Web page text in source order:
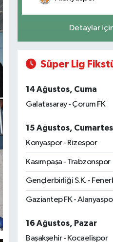
Detaylar
Süper Lig
14 Ağustos, Cuma
Galatasaray - Çorum FK
15 Ağustos,
Konyaspor - Rizespor
Kasımpaşa - Trabzonspor
Gençlerbirliği S.K. -
Gaziantep FK -
16 Ağustos, Pazar
Başakşehir - Kocaelispor